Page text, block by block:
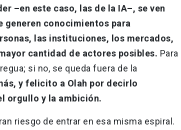
–en este caso, las de la IA–, se ven
generen conocimientos para
las instituciones, los mercados,
cantidad de actores posibles. Para
si no, se queda fuera de la
y felicito a Olah por decirlo
orgullo y la ambición.
riesgo de entrar en esa misma espiral.